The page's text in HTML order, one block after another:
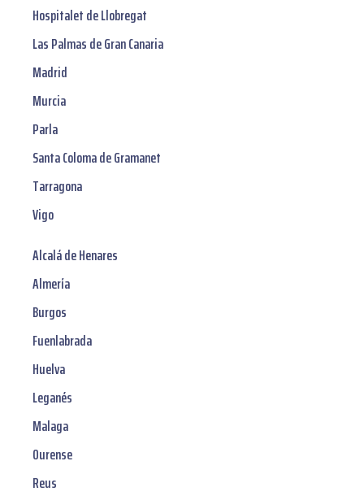
Hospitalet de Llobregat
Las Palmas de Gran Canaria
Madrid
Murcia
Parla
Santa Coloma de Gramanet
Tarragona
Vigo
Alcalá de Henares
Almería
Burgos
Fuenlabrada
Huelva
Leganés
Malaga
Ourense
Reus